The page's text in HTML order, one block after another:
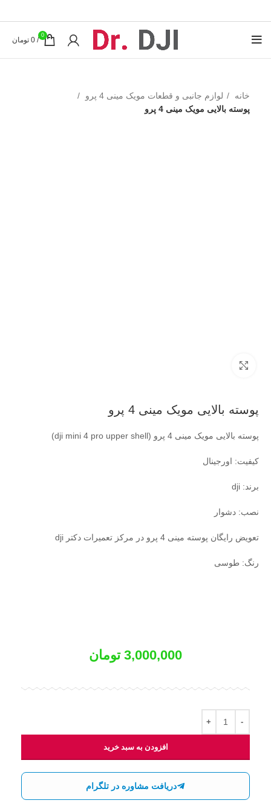
0
/
0 تومان
خانه
لوازم جانبی و قطعات مویک مینی 4 پرو
پوسته بالایی مویک مینی 4 پرو
پوسته بالایی مویک مینی 4 پرو
پوسته بالایی مویک مینی 4 پرو (dji mini 4 pro upper shell)
کیفیت: اورجینال
برند: dji
نصب: دشوار
تعویض رایگان پوسته مینی 4 پرو در مرکز تعمیرات دکتر dji
رنگ: طوسی
3,000,000 تومان
افزودن به سبد خرید
دریافت مشاوره در تلگرام